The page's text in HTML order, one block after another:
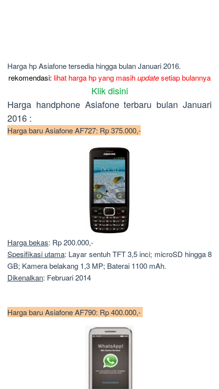
Harga hp Asiafone tersedia hingga bulan Januari 2016.
rekomendasi: lihat harga hp yang masihupdatesetiap bulannya
Klik disini
Harga handphone Asiafone terbaru bulan Januari
2016 :
Harga baru Asiafone AF727: Rp 375.000,-
Harga bekas: Rp 200.000,-
Spesifikasi utama: Layar sentuh TFT 3,5 inci; microSD hingga 8
GB; Kamera belakang 1,3 MP; Baterai 1100 mAh.
Dikenalkan: Februari 2014
Harga baru Asiafone AF790: Rp 400.000,-